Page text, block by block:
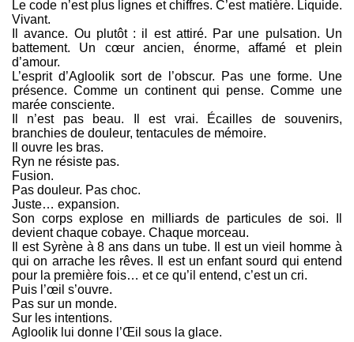
Le code n’est plus lignes et chiffres. C’est matière. Liquide.
Vivant.
Il avance. Ou plutôt : il est attiré. Par une pulsation. Un
battement. Un cœur ancien, énorme, affamé et plein
d’amour.
L’esprit d’Agloolik sort de l’obscur. Pas une forme. Une
présence. Comme un continent qui pense. Comme une
marée consciente.
Il n’est pas beau. Il est vrai. Écailles de souvenirs,
branchies de douleur, tentacules de mémoire.
Il ouvre les bras.
Ryn ne résiste pas.
Fusion.
Pas douleur. Pas choc.
Juste… expansion.
Son corps explose en milliards de particules de soi. Il
devient chaque cobaye. Chaque morceau.
Il est Syrène à 8 ans dans un tube. Il est un vieil homme à
qui on arrache les rêves. Il est un enfant sourd qui entend
pour la première fois… et ce qu’il entend, c’est un cri.
Puis l’œil s’ouvre.
Pas sur un monde.
Sur les intentions.
Agloolik lui donne l’Œil sous la glace.